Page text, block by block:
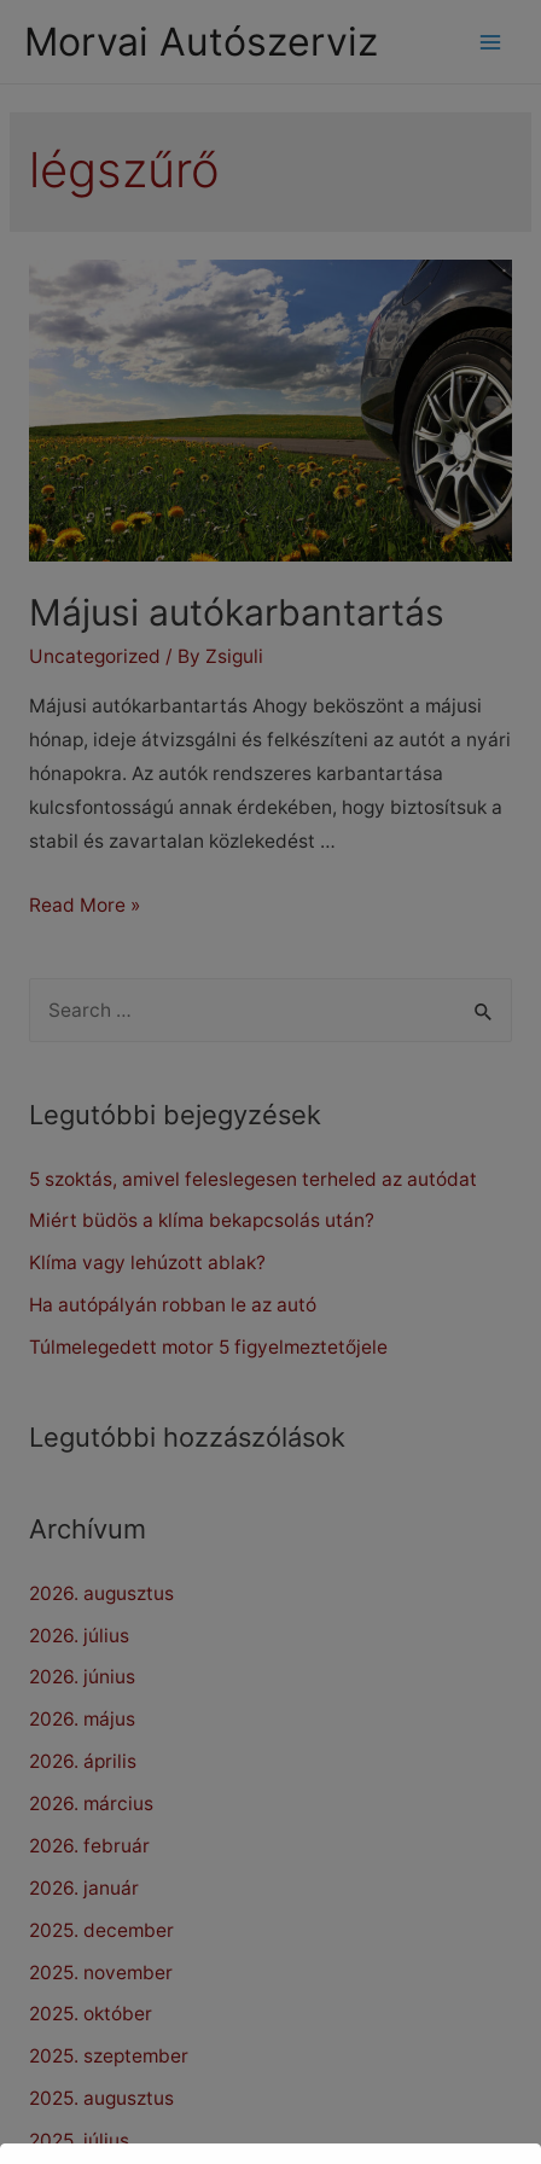
Morvai Autószerviz
légszűrő
Májusi autókarbantartás
Uncategorized / By Zsiguli
Májusi autókarbantartás Ahogy beköszönt a májusi
hónap, ideje átvizsgálni és felkészíteni az autót a nyári
hónapokra. Az autók rendszeres karbantartása
kulcsfontosságú annak érdekében, hogy biztosítsuk a
stabil és zavartalan közlekedést …
Májusi
Read More »
r
h
f
o
r
Legutóbbi bejegyzések
5 szoktás, amivel feleslegesen terheled az autódat
Miért büdös a klíma bekapcsolás után?
Klíma vagy lehúzott ablak?
Ha autópályán robban le az autó
Túlmelegedett motor 5 figyelmeztetőjele
Legutóbbi hozzászólások
Archívum
2026. augusztus
2026. július
2026. június
2026. május
2026. április
2026. március
2026. február
2026. január
2025. december
2025. november
2025. október
2025. szeptember
2025. augusztus
2025. július